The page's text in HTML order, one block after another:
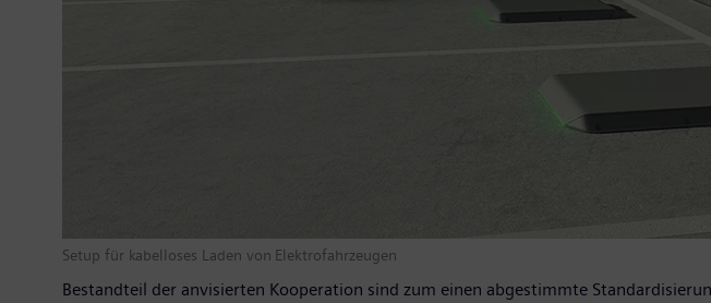
Setup für kabelloses Laden von Elektrofahrzeugen
Bestandteil der anvisierten Kooperation sind zum einen abgestimmte